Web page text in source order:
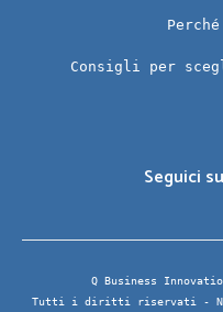
Consigli per
Seguici su
Q Business
Tutti i diritti riservati -